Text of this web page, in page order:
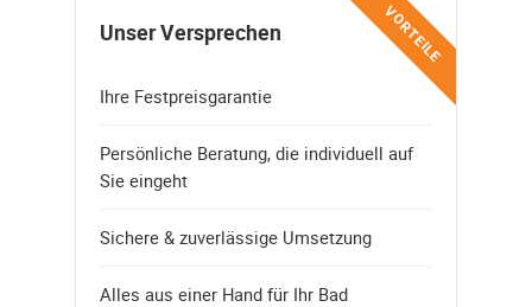
VORTEILE
Unser Versprechen
Ihre Festpreisgarantie
Persönliche Beratung, die individuell auf
Sie eingeht
Sichere & zuverlässige Umsetzung
Alles aus einer Hand für Ihr Bad